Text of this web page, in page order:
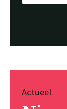
Actueel